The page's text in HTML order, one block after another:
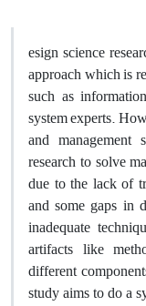
esign science
approach which is
such as
system experts.
and management
research to solve
due to the lack of
and some gaps in
inadequate
artifacts like
different
study aims to do a